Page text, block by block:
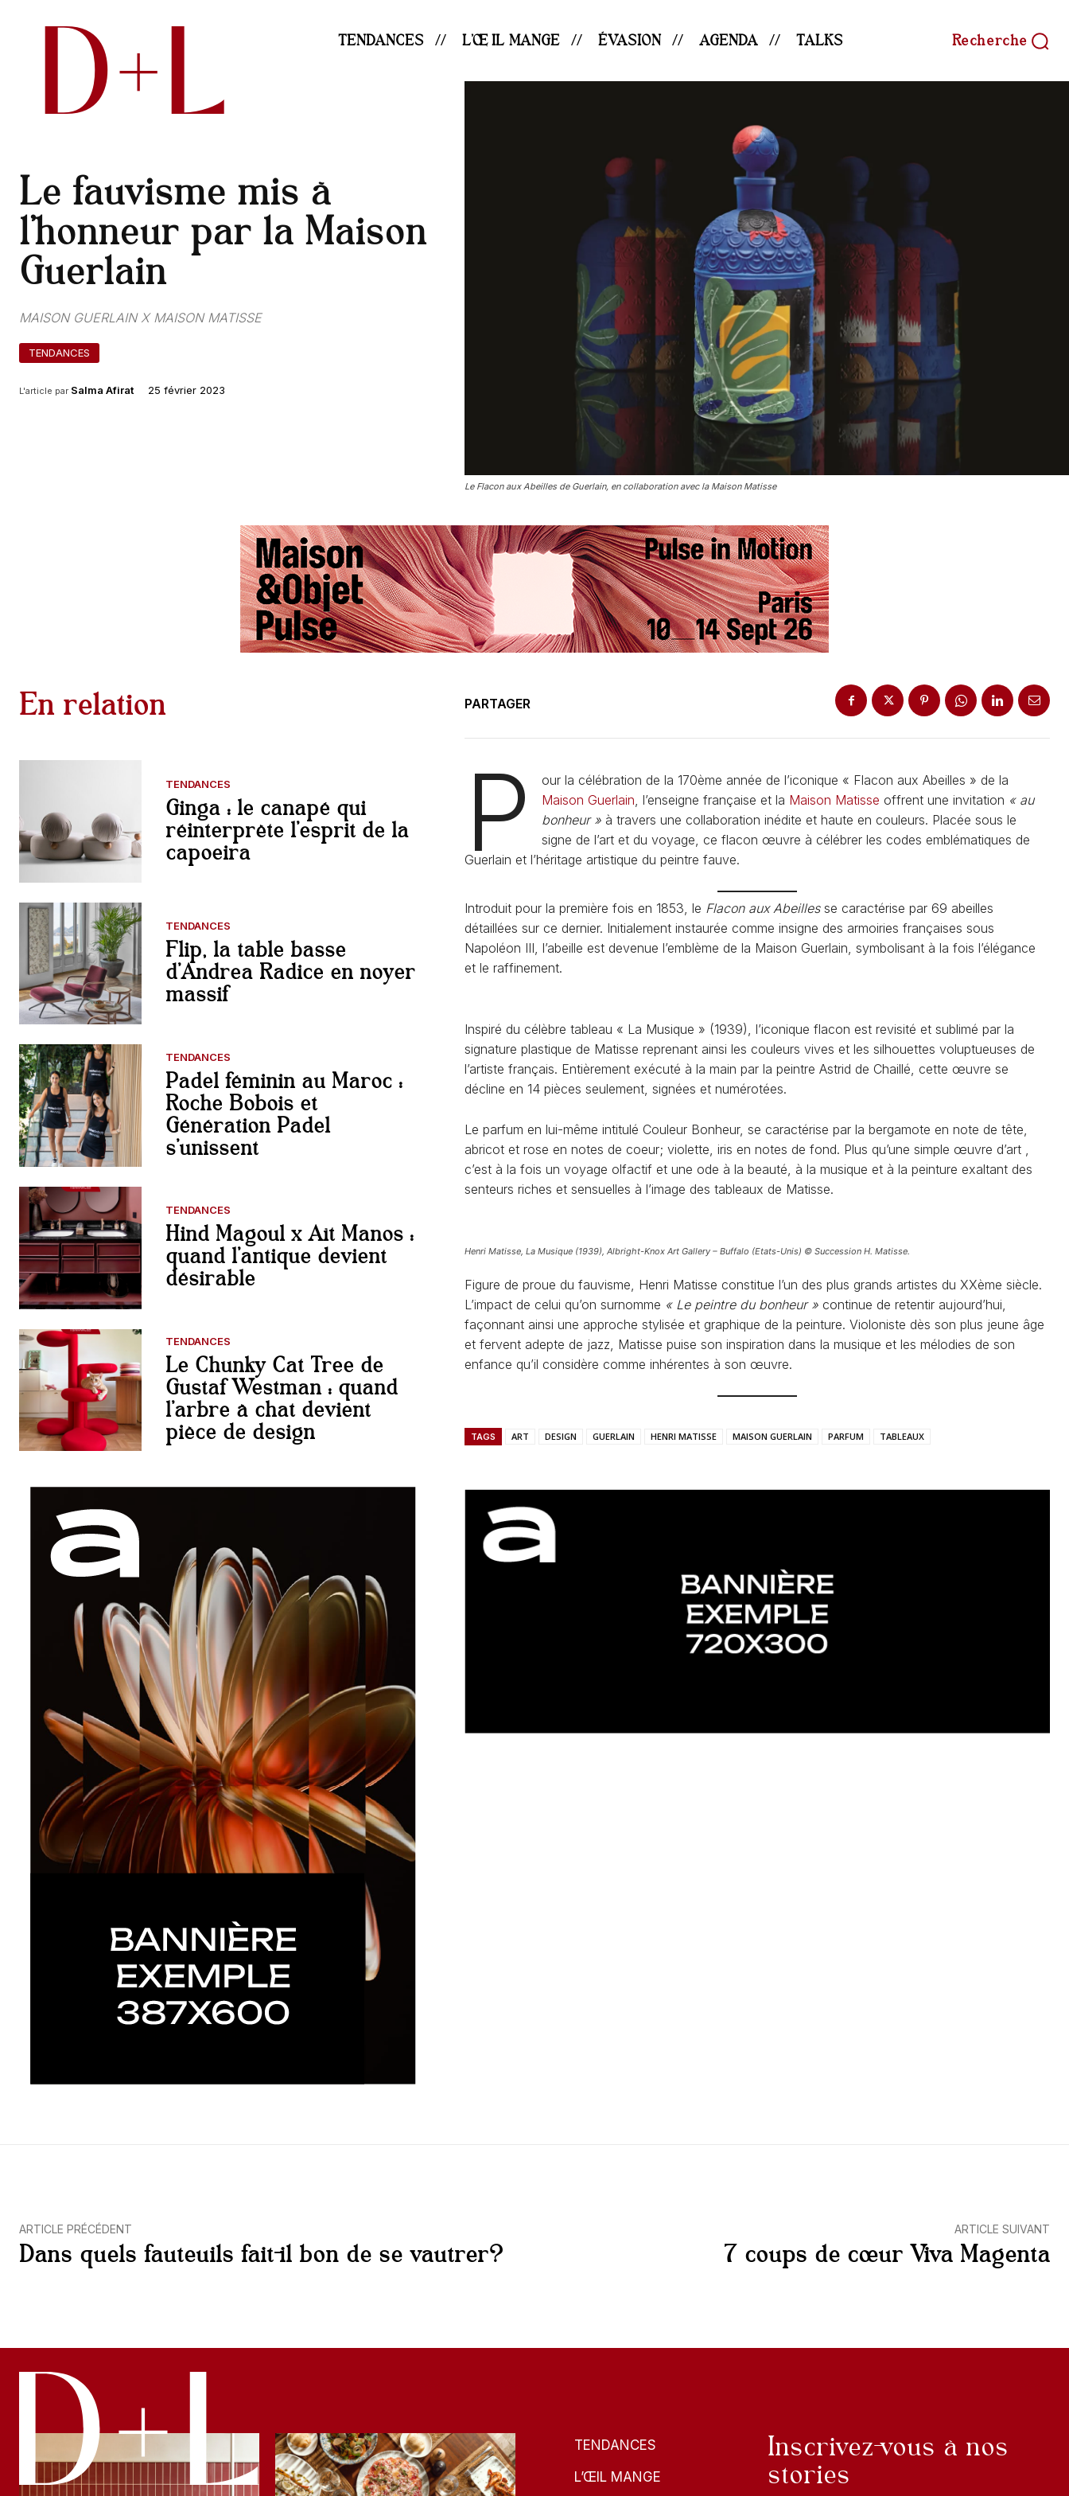
D+L Recherche
TENDANCES L’ŒIL MANGE ÉVASION AGENDA TALKS
Le fauvisme mis à
l’honneur par la Maison
Guerlain
MAISON GUERLAIN X MAISON MATISSE
TENDANCES
L'article par Salma Afirat 25 février 2023
Le Flacon aux Abeilles de Guerlain, en collaboration avec la Maison Matisse
En relation
TENDANCES
Ginga : le canapé qui
réinterprète l’esprit de la
capoeira
TENDANCES
Flip, la table basse
d’Andrea Radice en noyer
massif
TENDANCES
Padel féminin au Maroc :
Roche Bobois et
Génération Padel
s’unissent
TENDANCES
Hind Magoul x Aït Manos :
quand l’antique devient
désirable
TENDANCES
Le Chunky Cat Tree de
Gustaf Westman : quand
l’arbre à chat devient
pièce de design
PARTAGER
P
our la célébration de la 170ème année de l’iconique « Flacon aux Abeilles » de la
Maison Guerlain, l’enseigne française et la Maison Matisse offrent une invitation « au
bonheur » à travers une collaboration inédite et haute en couleurs. Placée sous le
signe de l’art et du voyage, ce flacon œuvre à célébrer les codes emblématiques de
Guerlain et l’héritage artistique du peintre fauve.
Introduit pour la première fois en 1853, le Flacon aux Abeillesse caractérise par 69 abeilles
détaillées sur ce dernier. Initialement instaurée comme insigne des armoiries françaises sous
Napoléon III, l’abeille est devenue l’emblème de la Maison Guerlain, symbolisant à la fois l’élégance
et le raffinement.
Inspiré du célèbre tableau « La Musique » (1939), l’iconique flacon est revisité et sublimé par la
signature plastique de Matisse reprenant ainsi les couleurs vives et les silhouettes voluptueuses de
l’artiste français. Entièrement exécuté à la main par la peintre Astrid de Chaillé, cette œuvre se
décline en 14 pièces seulement, signées et numérotées.
Le parfum en lui-même intitulé Couleur Bonheur, se caractérise par la bergamote en note de tête,
abricot et rose en notes de coeur; violette, iris en notes de fond. Plus qu’une simple œuvre d’art ,
c’est à la fois un voyage olfactif et une ode à la beauté, à la musique et à la peinture exaltant des
senteurs riches et sensuelles à l’image des tableaux de Matisse.
Henri Matisse, La Musique (1939), Albright-Knox Art Gallery – Buffalo (Etats-Unis) © Succession H. Matisse.
Figure de proue du fauvisme, Henri Matisse constitue l’un des plus grands artistes du XXème siècle.
L’impact de celui qu’on surnomme « Le peintre du bonheur » continue de retentir aujourd’hui,
façonnant ainsi une approche stylisée et graphique de la peinture. Violoniste dès son plus jeune âge
et fervent adepte de jazz, Matisse puise son inspiration dans la musique et les mélodies de son
enfance qu’il considère comme inhérentes à son œuvre.
TAGS ART DESIGN GUERLAIN HENRI MATISSE MAISON GUERLAIN PARFUM TABLEAUX
ARTICLE PRÉCÉDENT
Dans quels fauteuils fait-il bon de se vautrer?
ARTICLE SUIVANT
7 coups de cœur Viva Magenta
TENDANCES
L’ŒIL MANGE
Inscrivez-vous à nos
stories